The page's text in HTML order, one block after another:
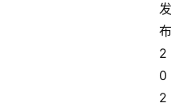
发
布
2
0
2